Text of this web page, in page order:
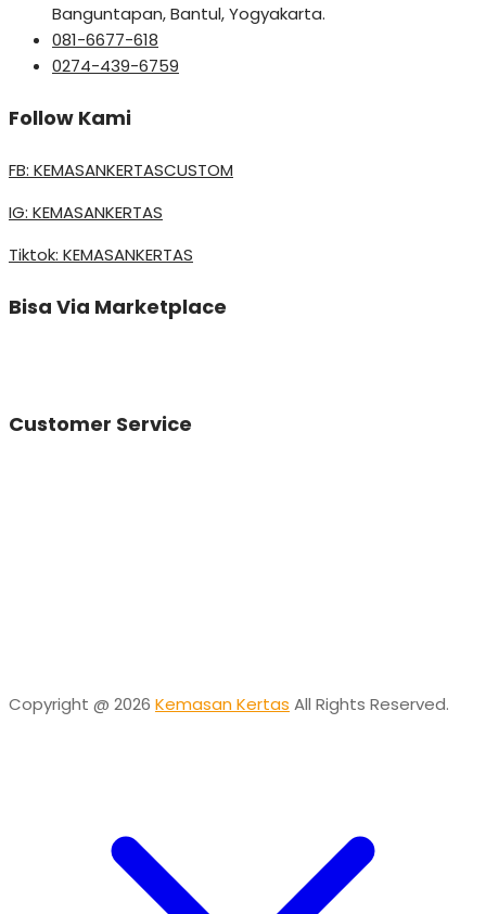
Banguntapan, Bantul, Yogyakarta.
081-6677-618
0274-439-6759
Follow Kami
FB: KEMASANKERTASCUSTOM
IG: KEMASANKERTAS
Tiktok: KEMASANKERTAS
Bisa Via Marketplace
Customer Service
Copyright @ 2026 Kemasan Kertas All Rights Reserved.